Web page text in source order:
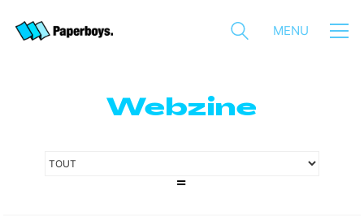
MENU
Webzine